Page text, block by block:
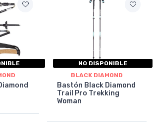
NO DISPONIBLE
BLACK DIAMOND
Bastón Black Diamond
Trail Pro Trekking
Woman